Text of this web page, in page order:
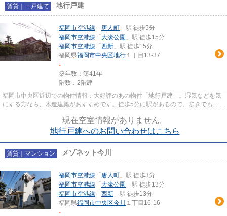
賃貸｜一戸建て 地行戸建
福岡市空港線 「唐人町 」駅 徒歩5分
福岡市空港線 「大濠公園 」駅 徒歩15分
福岡市空港線 「西新 」駅 徒歩15分
福岡県福岡市中央区地行 １丁目13-37
-
築年数：築41年
階数：2階建
福岡市中央区近辺での物件情報：大好評のあの物件「地行戸建」。湿気などを気
にする方なら、木造建築がおすすめです。徒歩5分に駅があるので、歩きでも
楽々とアクセスが出来ます。賃貸...
現在空室情報がありません。
地行戸建へのお問い合わせはこちら
賃貸｜マンション メゾネット今川
福岡市空港線 「唐人町 」駅 徒歩3分
福岡市空港線 「大濠公園 」駅 徒歩13分
福岡市空港線 「西新 」駅 徒歩13分
福岡県福岡市中央区今川 １丁目16-16
-